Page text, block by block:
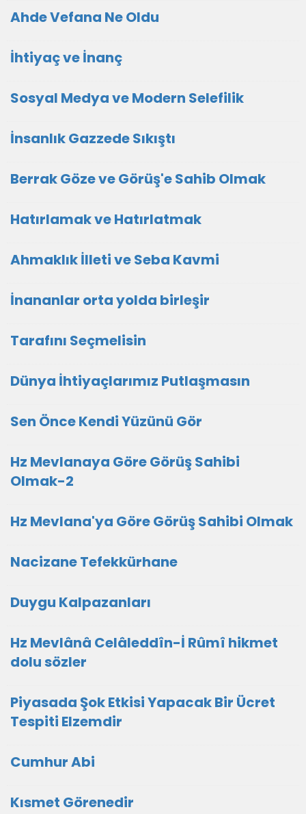
Ahde Vefana Ne Oldu
İhtiyaç ve İnanç
Sosyal Medya ve Modern Selefilik
İnsanlık Gazzede Sıkıştı
Berrak Göze ve Görüş'e Sahib Olmak
Hatırlamak ve Hatırlatmak
Ahmaklık İlleti ve Seba Kavmi
İnananlar orta yolda birleşir
Tarafını Seçmelisin
Dünya İhtiyaçlarımız Putlaşmasın
Sen Önce Kendi Yüzünü Gör
Hz Mevlanaya Göre Görüş Sahibi
Olmak-2
Hz Mevlana'ya Göre Görüş Sahibi Olmak
Nacizane Tefekkürhane
Duygu Kalpazanları
Hz Mevlânâ Celâleddîn-İ Rûmî hikmet
dolu sözler
Piyasada Şok Etkisi Yapacak Bir Ücret
Tespiti Elzemdir
Cumhur Abi
Kısmet Görenedir